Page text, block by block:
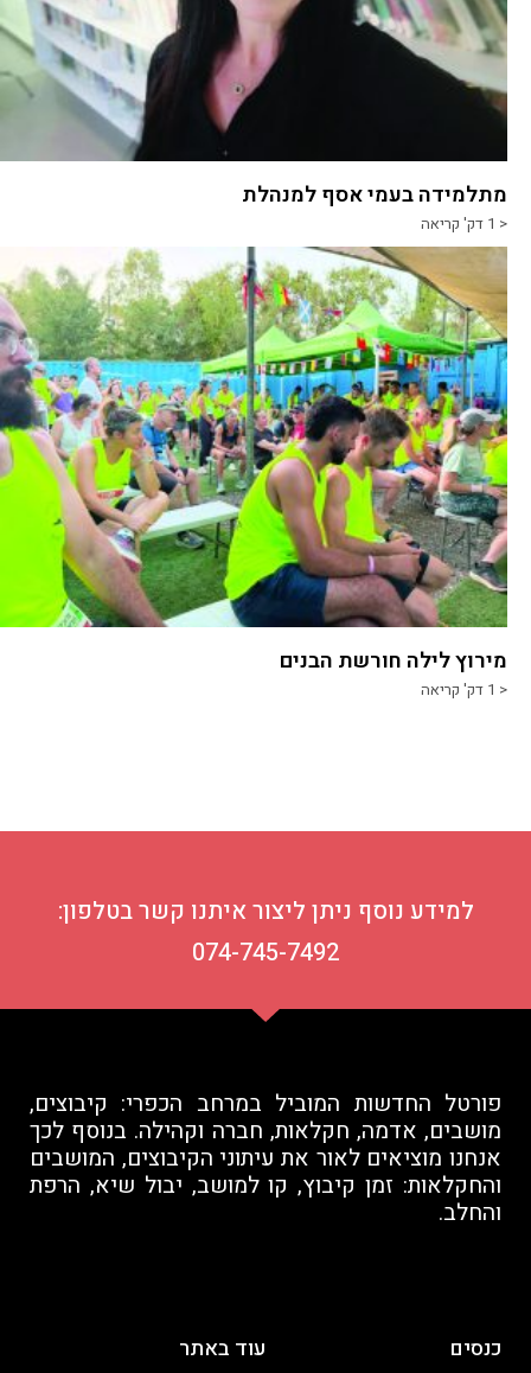
מתלמידה בעמי אסף למנהלת
< 1 דק' קריאה
מירוץ לילה חורשת הבנים
< 1 דק' קריאה
למידע נוסף ניתן ליצור איתנו קשר בטלפון:
074-745-7492
פורטל החדשות המוביל במרחב הכפרי: קיבוצים,
מושבים, אדמה, חקלאות, חברה וקהילה. בנוסף לכך
אנחנו מוציאים לאור את עיתוני הקיבוצים, המושבים
והחקלאות: זמן קיבוץ, קו למושב, יבול שיא, הרפת
והחלב.
כנסים עוד באתר